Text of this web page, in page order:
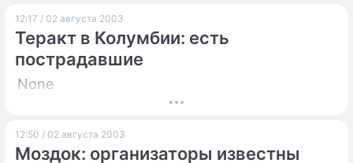
12:17 / 02 августа 2003
Теракт в Колумбии: есть
пострадавшие
None
12:50 / 02 августа 2003
Моздок: организаторы известны